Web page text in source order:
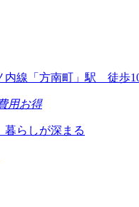
内線「方南町」駅 徒歩
用お得
暮らしが深まる